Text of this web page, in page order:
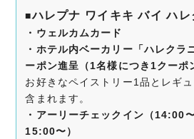
■ハレプナ ワイキキ バイ ハレ
・ウェルカムカード
・ホテル内ベーカリー「ハレクラ
ーポン進呈（1名様につき1クーポ
お好きなペイストリー1品とレギ
含まれます。
・アーリーチェックイン （14:00
15:00〜）